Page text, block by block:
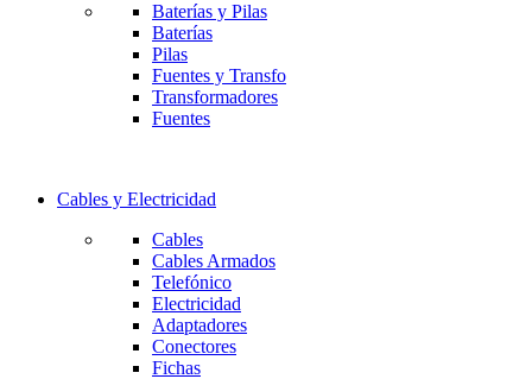
Baterías y Pilas
Baterías
Pilas
Fuentes y Transfo
Transformadores
Fuentes
Cables y Electricidad
Cables
Cables Armados
Telefónico
Electricidad
Adaptadores
Conectores
Fichas